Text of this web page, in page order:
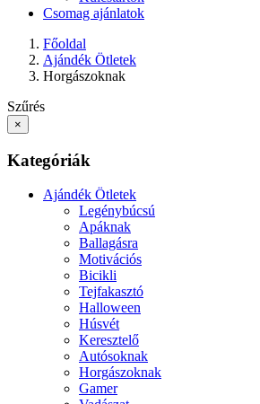
Csomag ajánlatok
Főoldal
Ajándék Ötletek
Horgászoknak
Szűrés
×
Kategóriák
Ajándék Ötletek
Legénybúcsú
Apáknak
Ballagásra
Motivációs
Bicikli
Tejfakasztó
Halloween
Húsvét
Keresztelő
Autósoknak
Horgászoknak
Gamer